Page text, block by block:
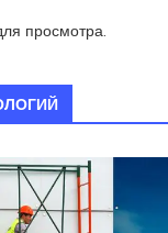
просмотра.